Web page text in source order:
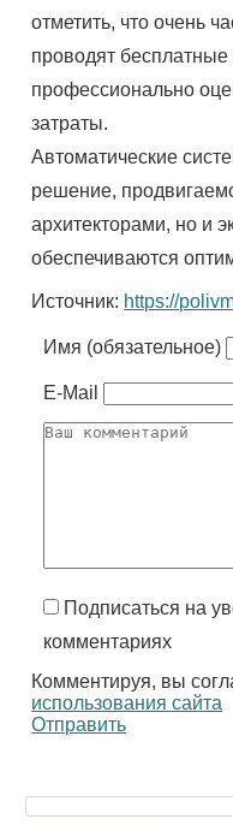
отметить, что очень
проводят
профессионально
затраты.
Автоматические
решение,
архитекторами, но и
обеспечиваются
Источник: https://
Имя (обязательное)
E-Mail
Подписаться на
комментариях
Комментируя, вы
использования сайта
Отправить